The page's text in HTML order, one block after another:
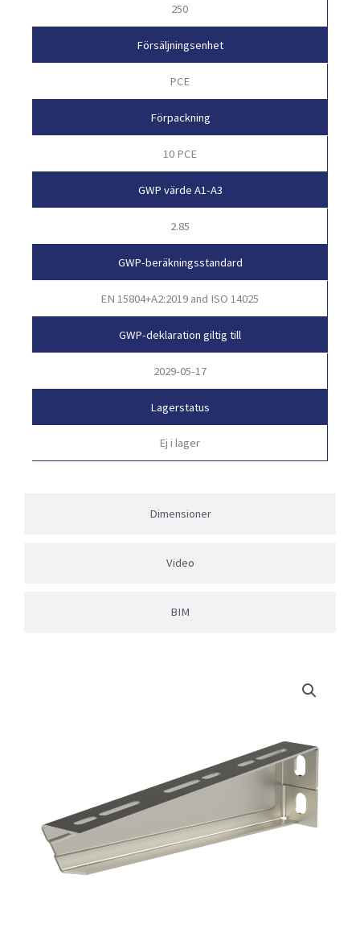
Dimensioner
Video
BIM
250
Försäljningsenhet
PCE
Förpackning
10 PCE
GWP värde A1-A3
2.85
GWP-beräkningsstandard
EN 15804+A2:2019 and ISO 14025
GWP-deklaration giltig till
2029-05-17
Lagerstatus
Ej i lager